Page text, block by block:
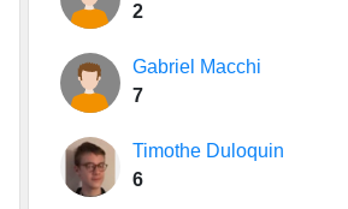
2
Gabriel Macchi
7
Timothe Duloquin
6